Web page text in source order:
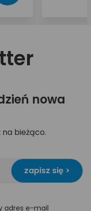
nowa
bieżąco.
zapisz się >
adres e-mail